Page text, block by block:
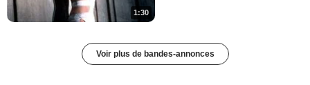
1:30
Voir plus de bandes-annonces